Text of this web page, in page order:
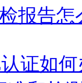
报告怎
证如